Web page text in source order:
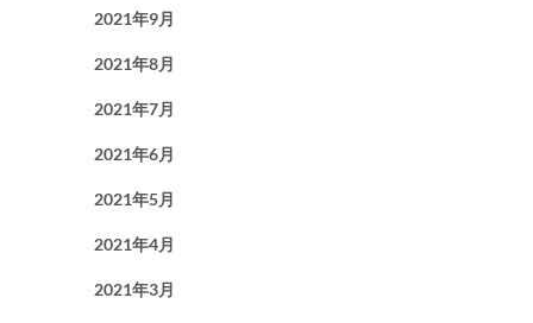
2021年9月
2021年8月
2021年7月
2021年6月
2021年5月
2021年4月
2021年3月